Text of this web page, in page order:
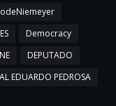
Democracy
DEPUTADO
EDUARDO PEDROSA